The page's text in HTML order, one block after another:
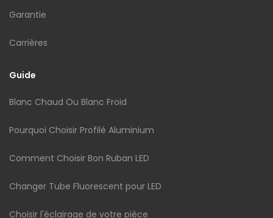
Garantie
Carrières
Guide
Blanc Chaud Ou Blanc Froid
Pourquoi Choisir Profilé Aluminium
Comment Choisir Bon Ruban LED
Changer Tube Fluorescent pour LED
Choisir l'éclairage de votre pièce